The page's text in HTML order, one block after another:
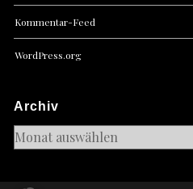
Kommentar-Feed
WordPress.org
Archiv
Archiv